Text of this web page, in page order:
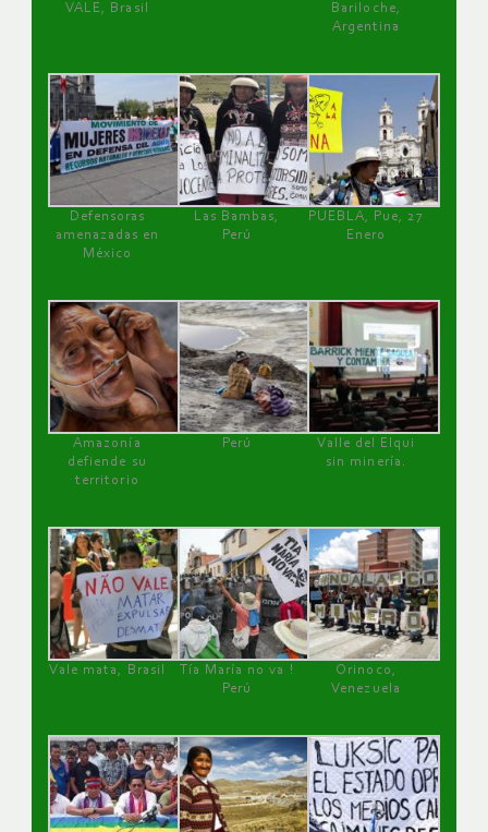
VALE, Brasil
Bariloche,
Argentina
Defensoras
amenazadas en
México
Las Bambas,
Perú
PUEBLA, Pue, 27
Enero
Amazonía
defiende su
territorio
Perú
Valle del Elqui
sin minería.
Vale mata, Brasil
Tía María no va !
Perú
Orinoco,
Venezuela